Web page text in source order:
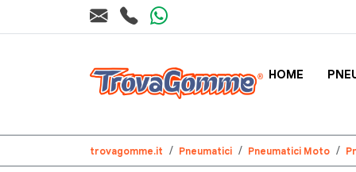
HOME
trovagomme.it Pneumatici Pneumatici Moto